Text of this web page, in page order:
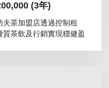
(3年)
茶加盟店透過控制租
茶飲及行銷實現穩健盈